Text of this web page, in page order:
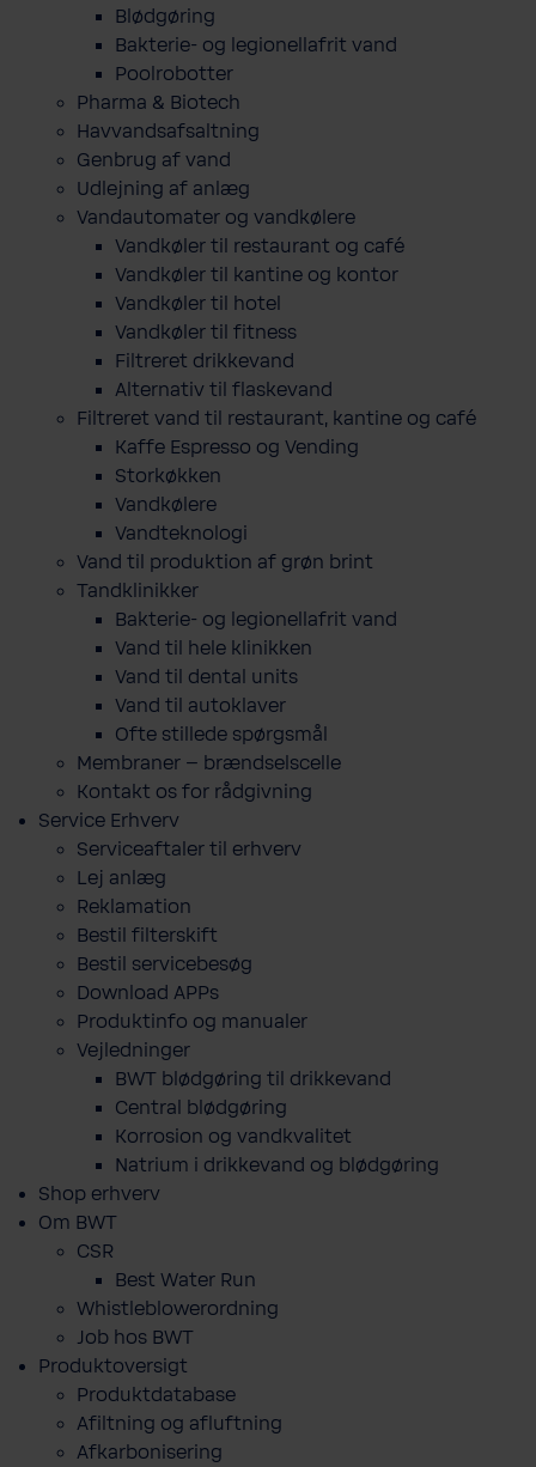
Blødgøring
Bakterie- og legionellafrit vand
Poolrobotter
Pharma & Biotech
Havvandsafsaltning
Genbrug af vand
Udlejning af anlæg
Vandautomater og vandkølere
Vandkøler til restaurant og café
Vandkøler til kantine og kontor
Vandkøler til hotel
Vandkøler til fitness
Filtreret drikkevand
Alternativ til flaskevand
Filtreret vand til restaurant, kantine og café
Kaffe Espresso og Vending
Storkøkken
Vandkølere
Vandteknologi
Vand til produktion af grøn brint
Tandklinikker
Bakterie-​ og legio­nel­lafrit vand
Vand til hele klinikken
Vand til dental units
Vand til autoklaver
Ofte stillede spørgsmål
Membraner – brændselscelle
Kontakt os for rådgivning
Service Erhverv
Serviceaftaler til erhverv
Lej anlæg
Reklamation
Bestil filterskift
Bestil servicebesøg
Download APPs
Produktinfo og manualer
Vejledninger
BWT blødgøring til drikkevand
Central blødgøring
Korro­sion og vand­kva­litet
Natrium i drikkevand og blødgøring
Shop erhverv
Om BWT
CSR
Best Water Run
Whistleblowerordning
Job hos BWT
Produktoversigt
Produktdatabase
​Afiltning og afluftning
Afkarbonisering